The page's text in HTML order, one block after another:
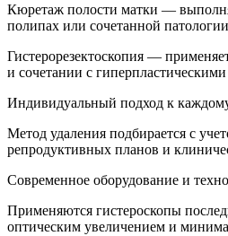
Кюретаж полости матки —
полипах или сочетанной
Гистерорезектоскопия —
и сочетании с
Индивидуальный подход к
Метод удаления подбирается с
репродуктивных планов и
Современное оборудование и
Применяются гистероскопы
оптическим увеличением и